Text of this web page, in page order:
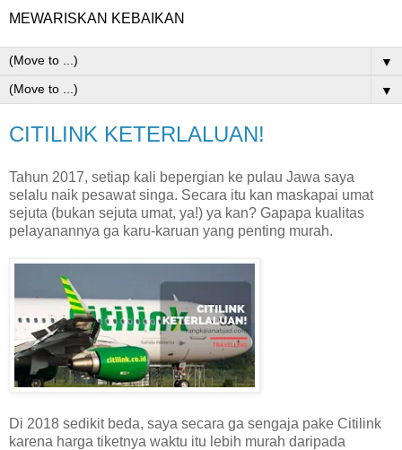
MEWARISKAN KEBAIKAN
▼
▼
CITILINK KETERLALUAN!
Tahun 2017, setiap kali bepergian ke pulau Jawa saya
selalu naik pesawat singa. Secara itu kan maskapai umat
sejuta (bukan sejuta umat, ya!) ya kan? Gapapa kualitas
pelayanannya ga karu-karuan yang penting murah.
Di 2018 sedikit beda, saya secara ga sengaja pake Citilink
karena harga tiketnya waktu itu lebih murah daripada